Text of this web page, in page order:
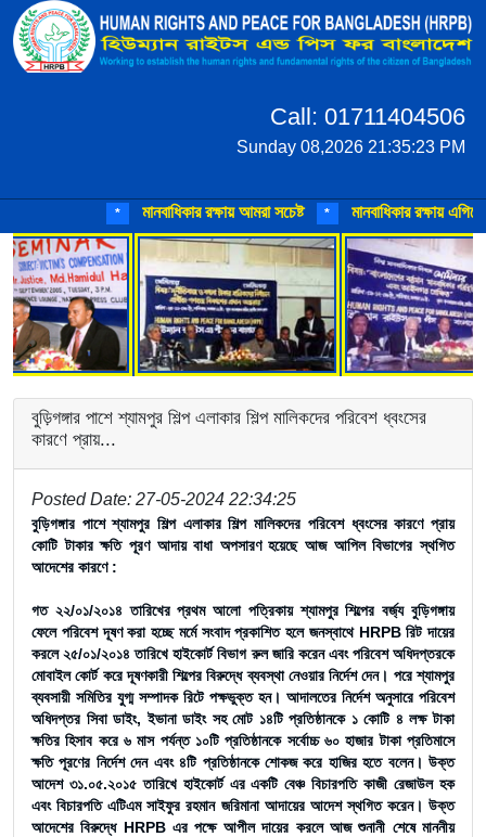
Call: 01711404506
Sunday 08,2026 21:35:23 PM
মানবাধিকার রক্ষায় আমরা সচেষ্ট মানবাধিকার রক্ষায় এগিয়ে
বুড়িগঙ্গার পাশে শ্যামপুর শিল্প এলাকার শিল্প মালিকদের পরিবেশ ধ্বংসের
কারণে প্রায়...
Posted Date: 27-05-2024 22:34:25
বুড়িগঙ্গার পাশে শ্যামপুর শিল্প এলাকার শিল্প মালিকদের পরিবেশ ধ্বংসের কারণে প্রায়
কোটি টাকার ক্ষতি পূরণ আদায় বাধা অপসারণ হয়েছে আজ আপিল বিভাগের স্থগিত
আদেশের কারণে :
গত ২২/০১/২০১৪ তারিখের প্রথম আলো পত্রিকায় শ্যামপুর শিল্পের বর্জ্য বুড়িগঙ্গায়
ফেলে পরিবেশ দূষণ করা হচ্ছে মর্মে সংবাদ প্রকাশিত হলে জনস্বাথে HRPB রিট দায়ের
করলে ২৫/০১/২০১৪ তারিখে হাইকোর্ট বিভাগ রুল জারি করেন এবং পরিবেশ অধিদপ্তরকে
মোবাইল কোর্ট করে দূষণকারী শিল্পের বিরুদ্ধে ব্যবস্থা নেওয়ার নির্দেশ দেন। পরে শ্যামপুর
ব্যবসায়ী সমিতির যুগ্ম সম্পাদক রিটে পক্ষভুক্ত হন। আদালতের নির্দেশ অনুসারে পরিবেশ
অধিদপ্তর সিবা ডাইং, ইভানা ডাইং সহ মোট ১৪টি প্রতিষ্ঠানকে ১ কোটি ৪ লক্ষ টাকা
ক্ষতির হিসাব করে ৬ মাস পর্যন্ত ১০টি প্রতিষ্ঠানকে সর্বোচ্চ ৬০ হাজার টাকা প্রতিমাসে
ক্ষতি পূরণের নির্দেশ দেন এবং ৪টি প্রতিষ্ঠানকে শোকজ করে হাজির হতে বলেন। উক্ত
আদেশ ৩১.০৫.২০১৫ তারিখে হাইকোর্ট এর একটি বেঞ্চ বিচারপতি কাজী রেজাউল হক
এবং বিচারপতি এটিএম সাইফুর রহমান জরিমানা আদায়ের আদেশ স্থগিত করেন। উক্ত
আদেশের বিরুদ্ধে HRPB এর পক্ষে আপীল দায়ের করলে আজ শুনানী শেষে মাননীয়